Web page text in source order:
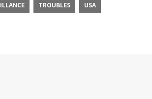
TROUBLES
USA